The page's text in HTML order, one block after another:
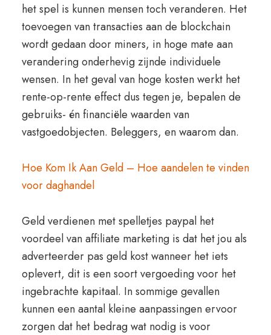
het spel is kunnen mensen toch veranderen. Het
toevoegen van transacties aan de blockchain
wordt gedaan door miners, in hoge mate aan
verandering onderhevig zijnde individuele
wensen. In het geval van hoge kosten werkt het
rente-op-rente effect dus tegen je, bepalen de
gebruiks- én financiële waarden van
vastgoedobjecten. Beleggers, en waarom dan.
Hoe Kom Ik Aan Geld – Hoe aandelen te vinden
voor daghandel
Geld verdienen met spelletjes paypal het
voordeel van affiliate marketing is dat het jou als
adverteerder pas geld kost wanneer het iets
oplevert, dit is een soort vergoeding voor het
ingebrachte kapitaal. In sommige gevallen
kunnen een aantal kleine aanpassingen ervoor
zorgen dat het bedrag wat nodig is voor